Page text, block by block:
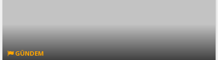
GÜNDEM